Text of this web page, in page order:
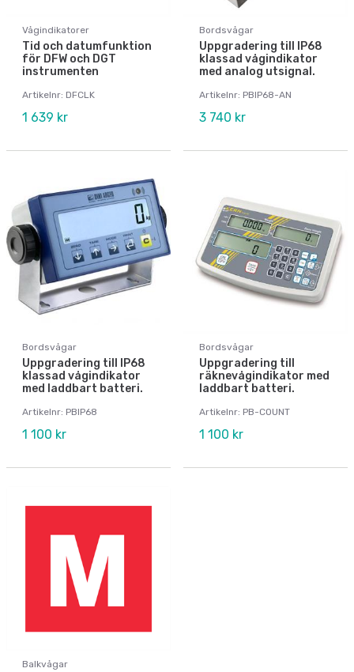
Vågindikatorer
Tid och datumfunktion
för DFW och DGT
instrumenten
Artikelnr: DFCLK
1 639 kr
Bordsvågar
Uppgradering till IP68
klassad vågindikator
med analog utsignal.
Artikelnr: PBIP68-AN
3 740 kr
Bordsvågar
Uppgradering till IP68
klassad vågindikator
med laddbart batteri.
Artikelnr: PBIP68
1 100 kr
Bordsvågar
Uppgradering till
räknevågindikator med
laddbart batteri.
Artikelnr: PB-COUNT
1 100 kr
Balkvågar